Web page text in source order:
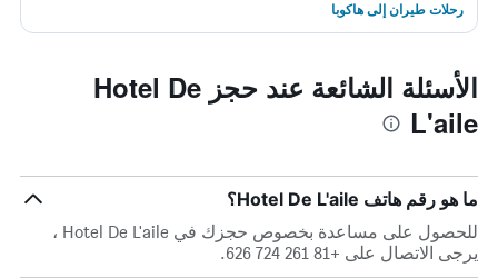
رحلات طيران إلى هاكوبا
الأسئلة الشائعة عند حجز Hotel De
L'aile
ما هو رقم هاتف Hotel De L'aile؟
للحصول على مساعدة بخصوص حجزك في Hotel De L'aile ،
يرجى الاتصال على +81 261 724 626.